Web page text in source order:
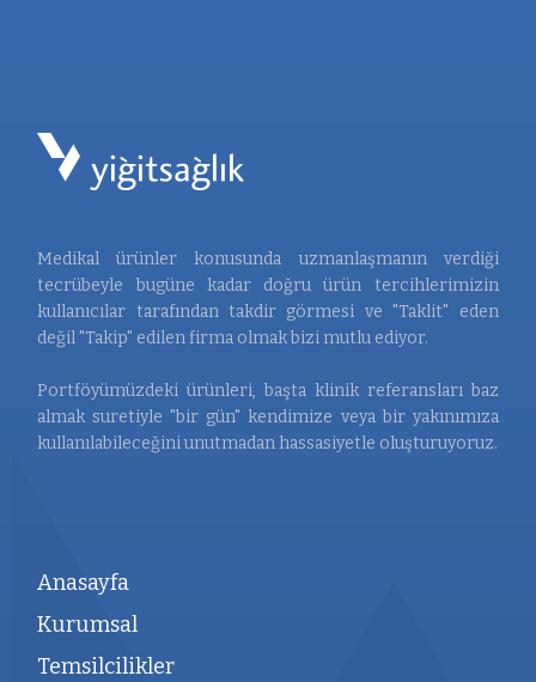
Medikal ürünler konusunda uzmanlaşmanın verdiği
tecrübeyle bugüne kadar doğru ürün tercihlerimizin
kullanıcılar tarafından takdir görmesi ve "Taklit" eden
değil "Takip" edilen firma olmak bizi mutlu ediyor.
Portföyümüzdeki ürünleri, başta klinik referansları baz
almak suretiyle "bir gün" kendimize veya bir yakınımıza
kullanılabileceğini unutmadan hassasiyetle oluşturuyoruz.
Anasayfa
Kurumsal
Temsilcilikler